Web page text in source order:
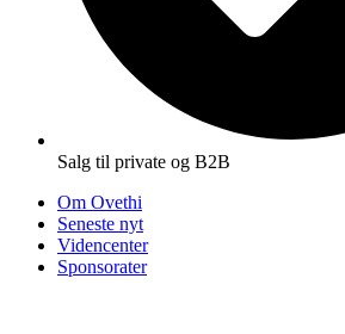
Salg til private og B2B
Om Ovethi
Seneste nyt
Videncenter
Sponsorater